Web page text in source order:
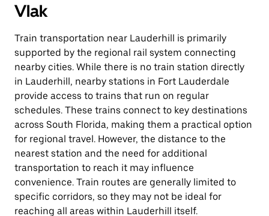
Vlak
Train transportation near Lauderhill is primarily
supported by the regional rail system connecting
nearby cities. While there is no train station directly
in Lauderhill, nearby stations in Fort Lauderdale
provide access to trains that run on regular
schedules. These trains connect to key destinations
across South Florida, making them a practical option
for regional travel. However, the distance to the
nearest station and the need for additional
transportation to reach it may influence
convenience. Train routes are generally limited to
specific corridors, so they may not be ideal for
reaching all areas within Lauderhill itself.